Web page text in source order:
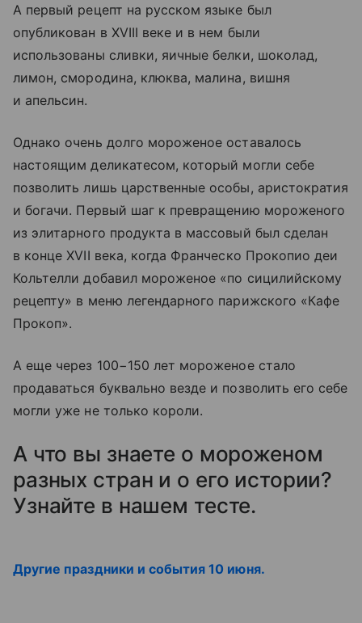
А первый рецепт на русском языке был
опубликован в XVIII веке и в нем были
использованы сливки, яичные белки, шоколад,
лимон, смородина, клюква, малина, вишня
и апельсин.
Однако очень долго мороженое оставалось
настоящим деликатесом, который могли себе
позволить лишь царственные особы, аристократия
и богачи. Первый шаг к превращению мороженого
из элитарного продукта в массовый был сделан
в конце XVII века, когда Франческо Прокопио деи
Кольтелли добавил мороженое «по сицилийскому
рецепту» в меню легендарного парижского «Кафе
Прокоп».
А еще через 100−150 лет мороженое стало
продаваться буквально везде и позволить его себе
могли уже не только короли.
А что вы знаете о мороженом
разных стран и о его истории?
Узнайте в нашем тесте.
Другие праздники и события 10 июня.